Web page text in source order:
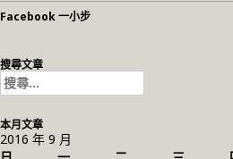
Facebook 一小步
搜尋文章
搜
尋
鍵
字:
本月文章
2016 年 9 月